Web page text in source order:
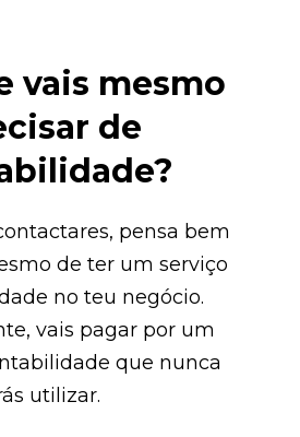
vais mesmo
de
pensa bem
de ter um serviço
no teu negócio.
vais pagar por um
que nunca
utilizar.